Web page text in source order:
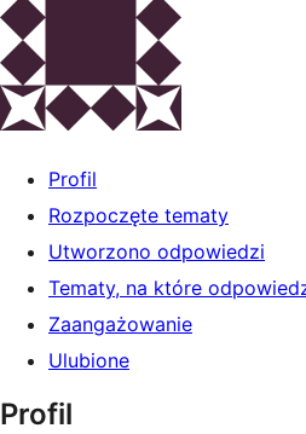
Profil
Rozpoczęte tematy
Utworzono odpowiedzi
Tematy, na które
Zaangażowanie
Ulubione
Profil